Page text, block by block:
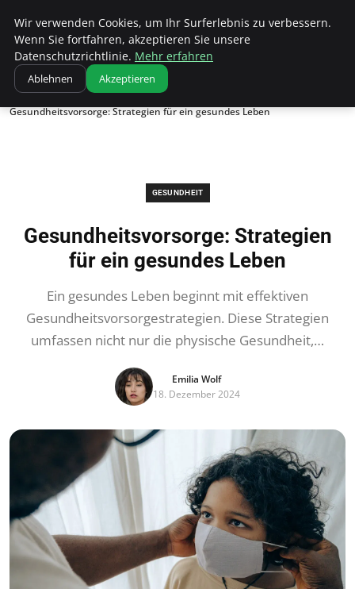
Bistro Grammophon
Startseite
Gesundheit
Gesundheitsvorsorge: Strategien für ein gesundes Leben
GESUNDHEIT
Gesundheitsvorsorge: Strategien
für ein gesundes Leben
Ein gesundes Leben beginnt mit effektiven
Gesundheitsvorsorgestrategien. Diese Strategien
umfassen nicht nur die physische Gesundheit,…
Emilia Wolf
18. Dezember 2024
Wir verwenden Cookies, um Ihr Surferlebnis zu verbessern.
Wenn Sie fortfahren, akzeptieren Sie unsere
Datenschutzrichtlinie. Mehr erfahren
Ablehnen Akzeptieren